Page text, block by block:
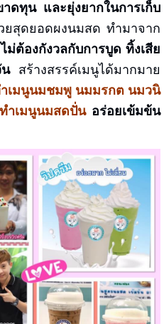
ดทุน และยุ่งยากในการเก็บ
ยสุดยอดผงนมสด ทำมาจาก
ไม่ต้องกังวลกับการบูด ทิ้งเสีย
สร้างสรรค์เมนูได้มากมาย
เมนูนมชมพู นมมรกต นมวนิ
ำเมนูนมสดปั่น อร่อยเข้มข้น